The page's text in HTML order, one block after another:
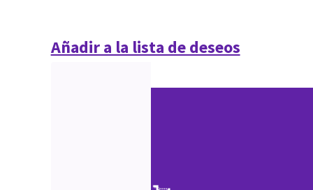
Añadir a la lista de deseos